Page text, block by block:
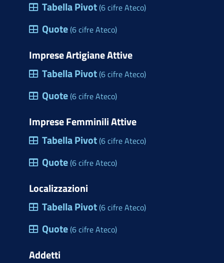
Tabella Pivot(6 cifre Ateco)
Quote(6 cifre Ateco)
Imprese Artigiane Attive
Tabella Pivot(6 cifre Ateco)
Quote(6 cifre Ateco)
Imprese Femminili Attive
Tabella Pivot(6 cifre Ateco)
Quote(6 cifre Ateco)
Localizzazioni
Tabella Pivot(6 cifre Ateco)
Quote(6 cifre Ateco)
Addetti